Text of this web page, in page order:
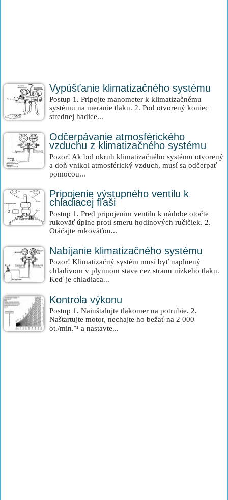
Vypúšťanie klimatizačného systému
Postup 1. Pripojte manometer k klimatizačnému
systému na meranie tlaku. 2. Pod otvorený koniec
strednej hadice...
Odčerpávanie atmosférického
vzduchu z klimatizačného systému
Pozor! Ak bol okruh klimatizačného systému otvorený
a doň vnikol atmosférický vzduch, musí sa odčerpať
pomocou...
Pripojenie výstupného ventilu k
chladiacej fľaši
Postup 1. Pred pripojením ventilu k nádobe otočte
rukoväť úplne proti smeru hodinových ručičiek. 2.
Otáčajte rukoväťou...
Nabíjanie klimatizačného systému
Pozor! Klimatizačný systém musí byť naplnený
chladivom v plynnom stave cez stranu nízkeho tlaku.
Keď je chladiaca...
Kontrola výkonu
Postup 1. Nainštalujte tlakomer na potrubie. 2.
Naštartujte motor, nechajte ho bežať na 2 000
ot./min.⁻¹ a nastavte...